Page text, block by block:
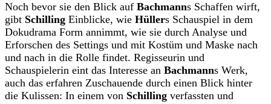
Noch bevor sie den Blick auf Bachmanns Schaffen wirft,
gibt Schilling Einblicke, wie Hüllers Schauspiel in dem
Dokudrama Form annimmt, wie sie durch Analyse und
Erforschen des Settings und mit Kostüm und Maske nach
und nach in die Rolle findet. Regisseurin und
Schauspielerin eint das Interesse an Bachmanns Werk,
auch das erfahren Zuschauende durch einen Blick hinter
die Kulissen: In einem von Schilling verfassten und